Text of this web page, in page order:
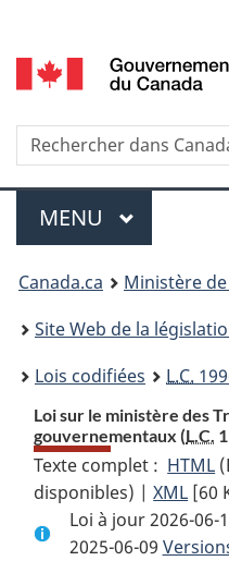
selection
Recherche
Menu
MENU PRINCIPAL
You
are
here:
Canada.ca
Ministère de
Site Web de la
Lois codifiées
L.C.
Loi sur le ministère des
gouvernementaux (L.C.
Texte complet : HTML
:
disponibles) |XML
:
[60
Loi à jour 2026-06-
2025-06-09